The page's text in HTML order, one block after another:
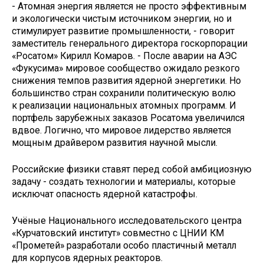
- Атомная энергия является не просто эффективным
и экологически чистым источником энергии, но и
стимулирует развитие промышленности, - говорит
заместитель генерального директора госкорпорации
«Росатом» Кирилл Комаров. - После аварии на АЭС
«Фукусима» мировое сообщество ожидало резкого
снижения темпов развития ядерной энергетики. Но
большинство стран сохранили политическую волю
к реализации национальных атомных программ. И
портфель зарубежных заказов Росатома увеличился
вдвое. Логично, что мировое лидерство является
мощным драйвером развития научной мысли.
Российские физики ставят перед собой амбициозную
задачу - создать технологии и материалы, которые
исключат опасность ядерной катастрофы.
Учёные Национального исследовательского центра
«Курчатовский институт» совместно с ЦНИИ КМ
«Прометей» разработали особо пластичный металл
для корпусов ядерных реакторов.